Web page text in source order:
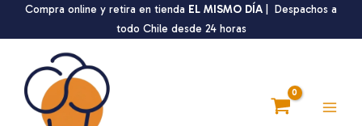
Compra online y retira en tienda EL MISMO DÍA | Despachos a
todo Chile desde 24 horas